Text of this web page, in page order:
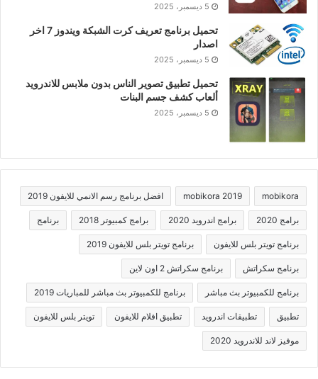
5 ديسمبر، 2025
تحميل برنامج تعريف كرت الشبكة ويندوز 7 اخر
اصدار
5 ديسمبر، 2025
تحميل تطبيق تصوير الناس بدون ملابس للاندرويد
ألعاب كشف جسم البنات
5 ديسمبر، 2025
mobikora
mobikora 2019 افضل برنامج رسم الانمي للايفون 2019
برامج 2020 برامج اندرويد 2020 برامج كمبيوتر 2018 برنامج
برنامج تويتر بلس للايفون برنامج تويتر بلس للايفون 2019
برنامج سكراتش برنامج سكراتش 2 اون لاين
برنامج للكمبيوتر بث مباشر برنامج للكمبيوتر بث مباشر للمباريات 2019
تطبيق تطبيقات اندرويد تطبيق افلام للايفون تويتر بلس للايفون
موفيز لاند للاندرويد 2020